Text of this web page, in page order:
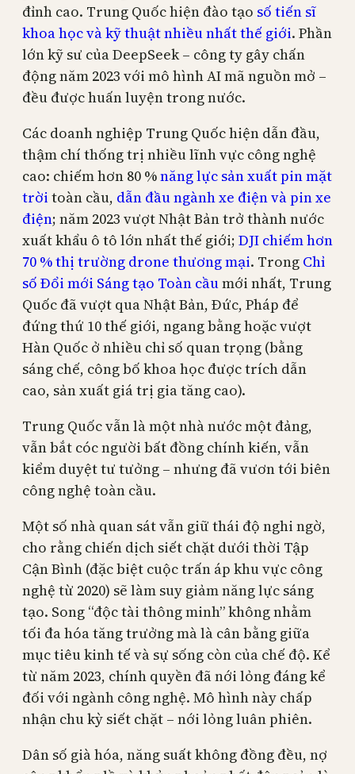
đỉnh cao. Trung Quốc hiện đào tạo số tiến sĩ
khoa học và kỹ thuật nhiều nhất thế giới. Phần
lớn kỹ sư của DeepSeek – công ty gây chấn
động năm 2023 với mô hình AI mã nguồn mở –
đều được huấn luyện trong nước.
Các doanh nghiệp Trung Quốc hiện dẫn đầu,
thậm chí thống trị nhiều lĩnh vực công nghệ
cao: chiếm hơn 80 %năng lực sản xuất pin mặt
trời toàn cầu, dẫn đầu ngành xe điện và pin xe
điện; năm 2023 vượt Nhật Bản trở thành nước
xuất khẩu ô tô lớn nhất thế giới; DJI chiếm hơn
70 % thị trường drone thương mại. Trong Chỉ
số Đổi mới Sáng tạo Toàn cầumới nhất, Trung
Quốc đã vượt qua Nhật Bản, Đức, Pháp để
đứng thứ 10 thế giới, ngang bằng hoặc vượt
Hàn Quốc ở nhiều chỉ số quan trọng (bằng
sáng chế, công bố khoa học được trích dẫn
cao, sản xuất giá trị gia tăng cao).
Trung Quốc vẫn là một nhà nước một đảng,
vẫn bắt cóc người bất đồng chính kiến, vẫn
kiểm duyệt tư tưởng – nhưng đã vươn tới biên
công nghệ toàn cầu.
Một số nhà quan sát vẫn giữ thái độ nghi ngờ,
cho rằng chiến dịch siết chặt dưới thời Tập
Cận Bình (đặc biệt cuộc trấn áp khu vực công
nghệ từ 2020) sẽ làm suy giảm năng lực sáng
tạo. Song “độc tài thông minh” không nhằm
tối đa hóa tăng trưởng mà là cân bằng giữa
mục tiêu kinh tế và sự sống còn của chế độ. Kể
từ năm 2023, chính quyền đã nới lỏng đáng kể
đối với ngành công nghệ. Mô hình này chấp
nhận chu kỳ siết chặt – nới lỏng luân phiên.
Dân số già hóa, năng suất không đồng đều, nợ